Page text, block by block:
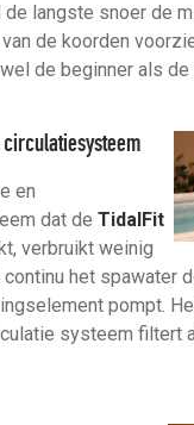
langste snoer de
de koorden
de beginner als de
en
dat de TidalFit
verbruikt weinig
het spawater
pompt.
systeem filtert